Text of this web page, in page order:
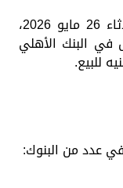
استقر سعر الدينار الكويتي اليوم الثلاثاء 26 مايو 2026،
البنك الأهلي
في عدد من البنوك: